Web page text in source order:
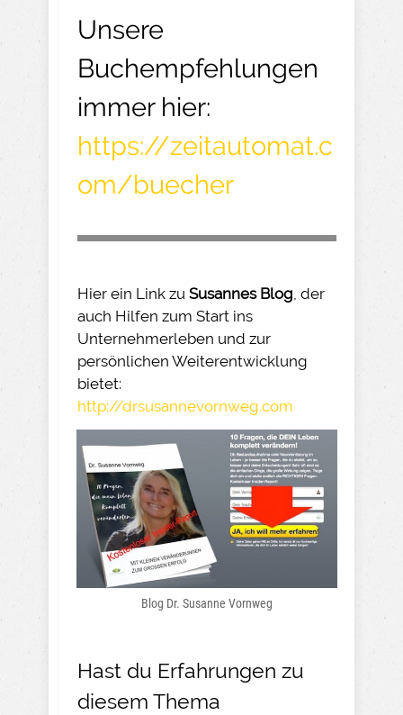
Unsere
Buchempfehlungen
immer hier:
https://zeitautomat.c
om/buecher
Hier ein Link zu Susannes Blog , der
auch Hilfen zum Start ins
Unternehmerleben und zur
persönlichen Weiterentwicklung
bietet:
http://drsusannevornweg.com
Blog Dr. Susanne Vornweg
Hast du Erfahrungen zu
diesem Thema